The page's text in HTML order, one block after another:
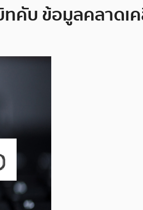
คับ ข้อมูลคลาดเ